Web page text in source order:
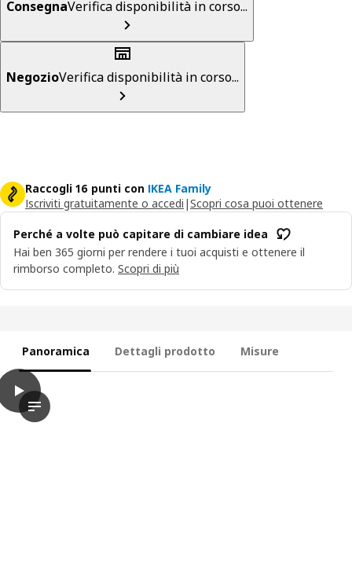
ConsegnaVerifica disponibilità in corso...
NegozioVerifica disponibilità in corso...
Raccogli 16 punti con IKEA Family
Iscriviti gratuitamente o accedi |Scopri cosa puoi ottenere
Perché a volte può capitare di cambiare idea
Hai ben 365 giorni per rendere i tuoi acquisti e ottenere il
rimborso completo. Scopri di più
Panoramica Dettagli prodotto Misure
play
Nel video viene mostrato un prodotto chiamato LASTARE .
LASTARE Struttura con ante, bianco, 80x42x200 cm